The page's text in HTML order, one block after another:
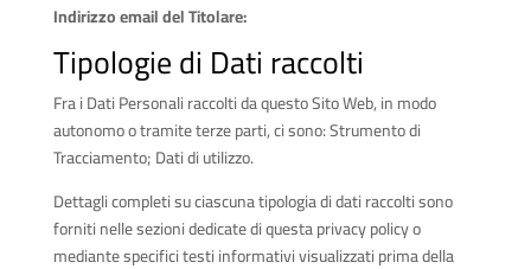
Indirizzo email del Titolare:
Tipologie di Dati raccolti
Fra i Dati Personali raccolti da questo Sito Web, in modo
autonomo o tramite terze parti, ci sono: Strumento di
Tracciamento; Dati di utilizzo.
Dettagli completi su ciascuna tipologia di dati raccolti sono
forniti nelle sezioni dedicate di questa privacy policy o
mediante specifici testi informativi visualizzati prima della